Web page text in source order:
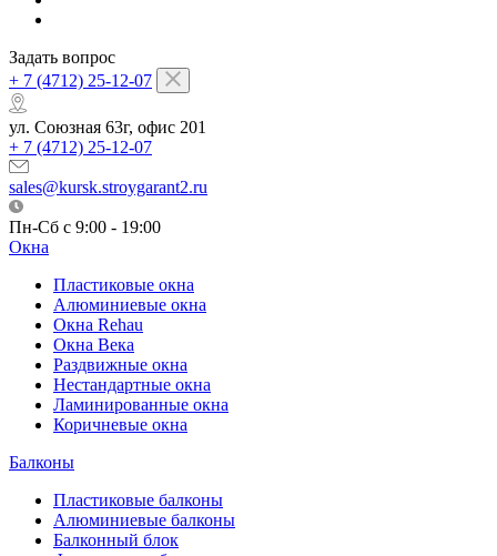
Задать вопрос
+ 7 (4712) 25-12-07
ул. Союзная 63г, офис 201
+ 7 (4712) 25-12-07
sales@kursk.stroygarant2.ru
Пн-Сб с 9:00 - 19:00
Окна
Пластиковые окна
Алюминиевые окна
Окна Rehau
Окна Века
Раздвижные окна
Нестандартные окна
Ламинированные окна
Коричневые окна
Балконы
Пластиковые балконы
Алюминиевые балконы
Балконный блок